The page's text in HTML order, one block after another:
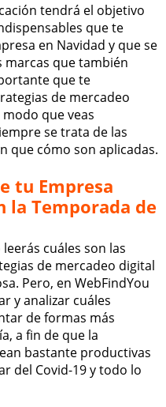
tendrá el objetivo
que te
en Navidad y que se
que también
que te
de mercadeo
que veas
se trata de las
que cómo son aplicadas.
tu Empresa
la Temporada de
cuáles son las
de mercadeo digital
Pero, en WebFindYou
y analizar cuáles
de formas más
a fin de que la
bastante productivas
del Covid-19 y todo lo